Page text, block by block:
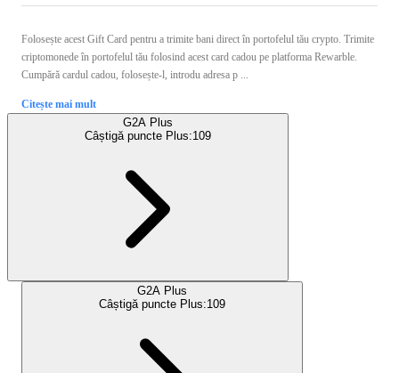
Folosește acest Gift Card pentru a trimite bani direct în portofelul tău crypto. Trimite
criptomonede în portofelul tău folosind acest card cadou pe platforma Rewarble.
Cumpără cardul cadou, folosește-l, introdu adresa p ...
Citește mai mult
G2A Plus
Câștigă puncte Plus:109
G2A Plus
Câștigă puncte Plus:109